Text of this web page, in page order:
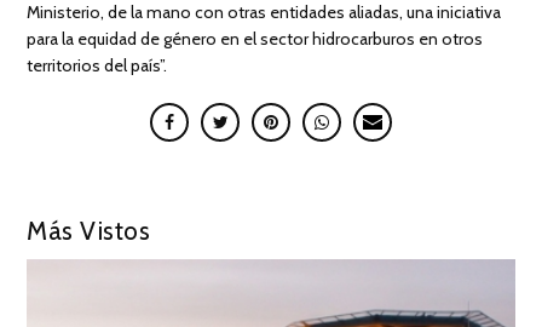
Ministerio, de la mano con otras entidades aliadas, una iniciativa
para la equidad de género en el sector hidrocarburos en otros
territorios del país”.
Más Vistos